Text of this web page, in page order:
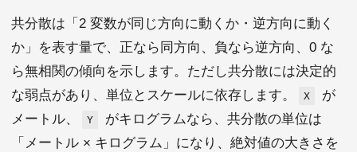
共分散は「2 変数が同じ方向に動くか・逆方向に動く
か」を表す量で、正なら同方向、負なら逆方向、0 な
ら無相関の傾向を示します。ただし共分散には決定的
な弱点があり、単位とスケールに依存します。
X
が
メートル、
Y
がキログラムなら、共分散の単位は
「メートル × キログラム」になり、絶対値の大きさを